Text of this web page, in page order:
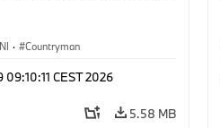
· Countryman
09:10:11 CEST 2026
5.58 MB